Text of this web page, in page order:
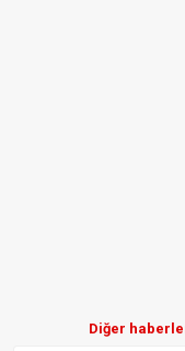
Diğer